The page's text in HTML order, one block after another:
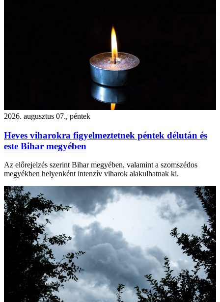
2026. augusztus 07., péntek
Heves viharokra figyelmeztetnek péntek délután és
este Bihar megyében
Az előrejelzés szerint Bihar megyében, valamint a szomszédos
megyékben helyenként intenzív viharok alakulhatnak ki.